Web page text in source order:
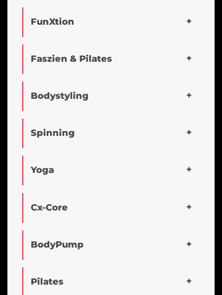
FunXtion
Faszien & Pilates
Bodystyling
Spinning
Yoga
Cx-Core
BodyPump
Pilates